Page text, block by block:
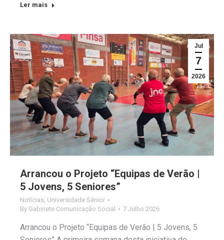
Ler mais
Jul
7
2026
Arrancou o Projeto “Equipas de Verão |
5 Jovens, 5 Seniores”
Notícias, Universidade Sénior
By Gabinete Comunicação Social 7 Julho 2026
Arrancou o Projeto “Equipas de Verão | 5 Jovens, 5